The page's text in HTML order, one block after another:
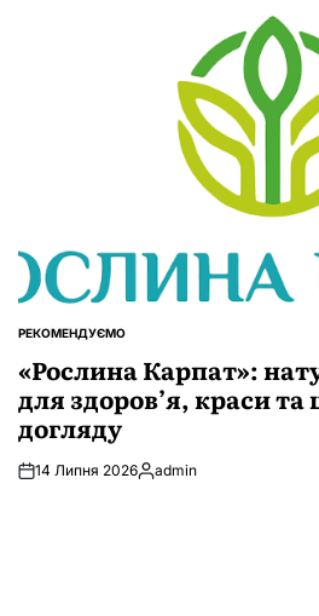
ОПУБЛІКУВАТИ
РЕКОМЕНДУЄМО
«Рослина Карпат»:
для здоров’я, краси
догляду
14 Липня 2026Опубліковано
admin